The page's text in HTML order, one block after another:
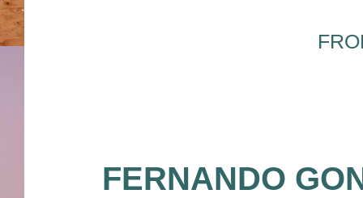
FERNANDO